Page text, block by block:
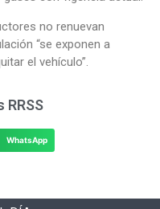
no renuevan
“se exponen a
el vehículo”.
WhatsApp